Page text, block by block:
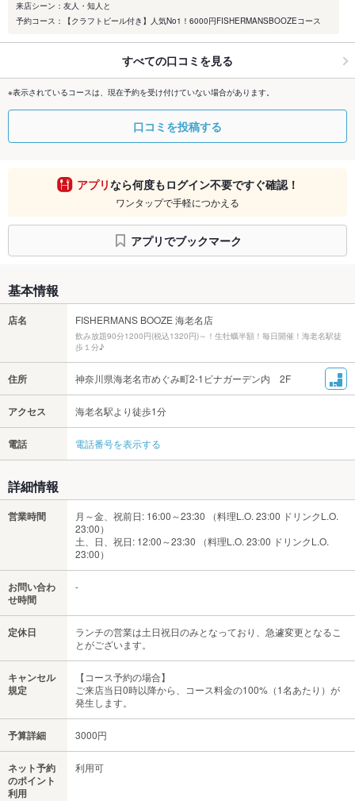
来店シーン：友人・知人と
予約コース：【クラフトビール付き】人気No1！6000円FISHERMANSBOOZEコース
すべての口コミを見る
※表示されているコースは、現在予約を受け付けていない場合があります。
口コミを投稿する
アプリなら何度もログイン不要ですぐ確認！
ワンタップで手軽につかえる
アプリでブックマーク
基本情報
店名 FISHERMANS BOOZE 海老名店
飲み放題90分1200円(税込1320円)～！生牡蠣半額！毎日開催！海老名駅徒
歩１分♪
住所 神奈川県海老名市めぐみ町2-1ビナガーデン内 2F
アクセス 海老名駅より徒歩1分
電話 電話番号を表示する
詳細情報
営業時間
月～金、祝前日: 16:00～23:30 （料理L.O. 23:00 ドリンクL.O.
23:00）
土、日、祝日: 12:00～23:30 （料理L.O. 23:00 ドリンクL.O.
23:00）
お問い合わ
せ時間
-
定休日
ランチの営業は土日祝日のみとなっており、急遽変更となるこ
とがございます。
キャンセル
規定
【コース予約の場合】
ご来店当日0時以降から、コース料金の100%（1名あたり）が
発生します。
予算詳細 3000円
ネット予約
のポイント
利用
利用可